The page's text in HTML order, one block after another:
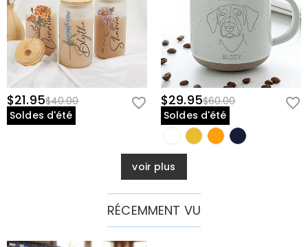
$21.95$40.00
Soldes d'été
$29.95$60.00
Soldes d'été
voir plus
RÉCEMMENT VU